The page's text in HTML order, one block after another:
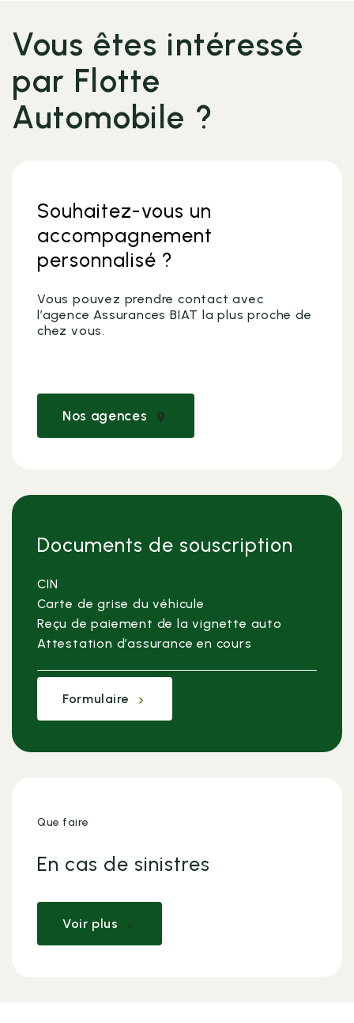
Vous êtes intéressé
par Flotte
Automobile ?
Souhaitez-vous un
accompagnement
personnalisé ?
Vous pouvez prendre contact avec
l’agence Assurances BIAT la plus proche de
chez vous.
Nos agences
Documents de souscription
CIN
Carte de grise du véhicule
Reçu de paiement de la vignette auto
Attestation d’assurance en cours
Formulaire
Que faire
En cas de sinistres
Voir plus